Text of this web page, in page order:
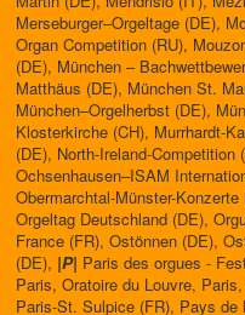
Merseburger–Orgeltage (DE),
Organ Competition (RU),
(DE), München –
Matthäus (DE), München St.
München–Orgelherbst (DE),
Klosterkirche (CH), Murrhardt-
(DE), North-Ireland-Competition
Ochsenhausen–ISAM
Obermarchtal-Münster-
Orgeltag Deutschland (DE),
France (FR), Ostönnen (DE),
(DE), |P| Paris des orgues -
Paris, Oratoire du Louvre,
Paris-St. Sulpice (FR), Pays de